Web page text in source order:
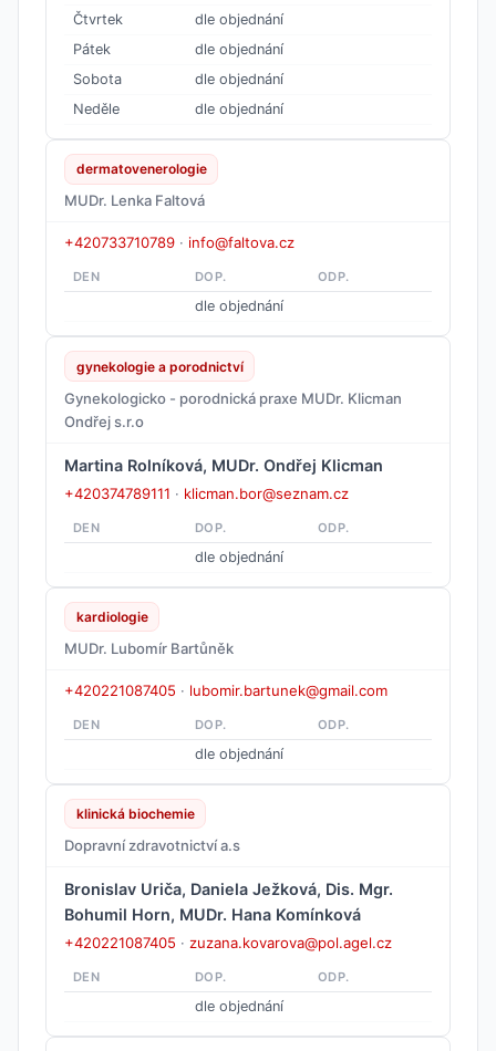
Čtvrtek
dle objednání
Pátek
dle objednání
Sobota
dle objednání
Neděle
dle objednání
dermatovenerologie
MUDr. Lenka Faltová
+420733710789 · info@faltova.cz
DEN DOP. ODP.
dle objednání
gynekologie a porodnictví
Gynekologicko - porodnická praxe MUDr. Klicman
Ondřej s.r.o
Martina Rolníková, MUDr. Ondřej Klicman
+420374789111 · klicman.bor@seznam.cz
DEN DOP. ODP.
dle objednání
kardiologie
MUDr. Lubomír Bartůněk
+420221087405 · lubomir.bartunek@gmail.com
DEN DOP. ODP.
dle objednání
klinická biochemie
Dopravní zdravotnictví a.s
Bronislav Uriča, Daniela Ježková, Dis. Mgr.
Bohumil Horn, MUDr. Hana Komínková
+420221087405 · zuzana.kovarova@pol.agel.cz
DEN DOP. ODP.
dle objednání